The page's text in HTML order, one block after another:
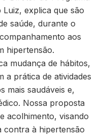
explica que são
saúde, durante o
aos
hipertensão.
mudança de hábitos,
a prática de atividades
mais saudáveis e,
Nossa proposta
acolhimento, visando
contra à hipertensão